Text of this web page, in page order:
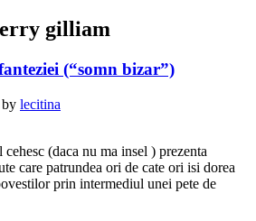
gilliam
(“somn bizar”)
by lecitina
(daca nu ma insel ) prezenta
care patrundea ori de cate ori isi dorea
prin intermediul unei pete de